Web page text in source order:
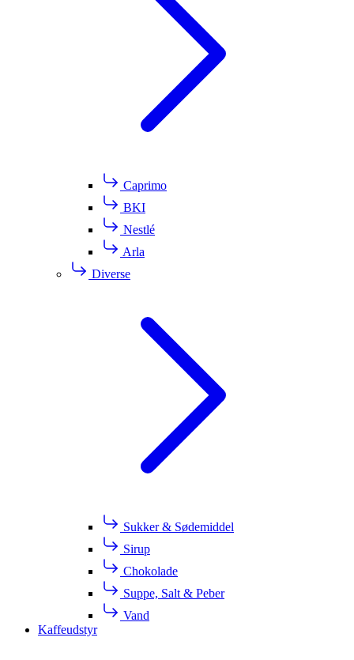
Caprimo
BKI
Nestlé
Arla
Diverse
Sukker & Sødemiddel
Sirup
Chokolade
Suppe, Salt & Peber
Vand
Kaffeudstyr